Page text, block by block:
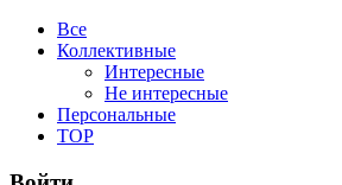
Все
Коллективные
Интересные
Не интересные
Персональные
TOP